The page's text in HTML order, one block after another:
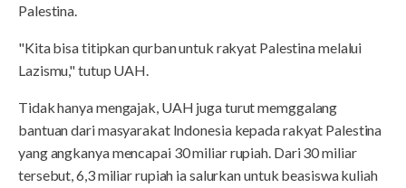
Palestina.
"Kita bisa titipkan qurban untuk rakyat Palestina melalui
Lazismu," tutup UAH.
Tidak hanya mengajak, UAH juga turut memggalang
bantuan dari masyarakat Indonesia kepada rakyat Palestina
yang angkanya mencapai 30 miliar rupiah. Dari 30 miliar
tersebut, 6,3 miliar rupiah ia salurkan untuk beasiswa kuliah